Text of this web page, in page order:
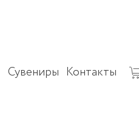
Сувениры Контакты